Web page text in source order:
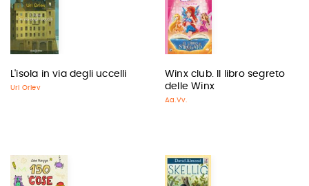
L'isola in via degli uccelli
Uri Orlev
Winx club. Il libro segreto
delle Winx
Aa.Vv.